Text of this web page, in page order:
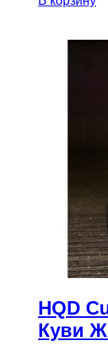
HQD
Куви